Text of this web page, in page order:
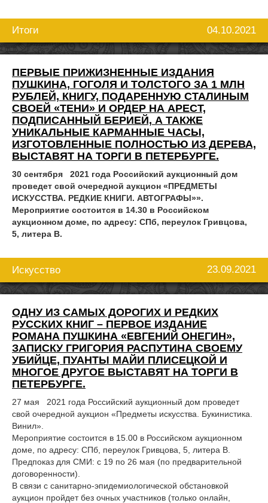
04.10.2021
Итоги
ПЕРВЫЕ ПРИЖИЗНЕННЫЕ ИЗДАНИЯ
ПУШКИНА, ГОГОЛЯ И ТОЛСТОГО ЗА 1 МЛН
РУБЛЕЙ, КНИГУ, ПОДАРЕННУЮ СТАЛИНЫМ
СВОЕЙ «ТЕНИ» И ОРДЕР НА АРЕСТ,
ПОДПИСАННЫЙ БЕРИЕЙ, А ТАКЖЕ
УНИКАЛЬНЫЕ КАРМАННЫЕ ЧАСЫ,
ИЗГОТОВЛЕННЫЕ ПОЛНОСТЬЮ ИЗ ДЕРЕВА,
ВЫСТАВЯТ НА ТОРГИ В ПЕТЕРБУРГЕ.
30 сентября 2021 года Российский аукционный дом
проведет свой очередной аукцион «ПРЕДМЕТЫ
ИСКУССТВА. РЕДКИЕ КНИГИ. АВТОГРАФЫ»».
Мероприятие состоится в 14.30 в Российском
аукционном доме, по адресу: СПб, переулок Гривцова,
5, литера В.
23.09.2021
Искусство
ОДНУ ИЗ САМЫХ ДОРОГИХ И РЕДКИХ
РУССКИХ КНИГ – ПЕРВОЕ ИЗДАНИЕ
РОМАНА ПУШКИНА «ЕВГЕНИЙ ОНЕГИН»,
ЗАПИСКУ ГРИГОРИЯ РАСПУТИНА СВОЕМУ
УБИЙЦЕ, ПУАНТЫ МАЙИ ПЛИСЕЦКОЙ И
МНОГОЕ ДРУГОЕ ВЫСТАВЯТ НА ТОРГИ В
ПЕТЕРБУРГЕ.
27 мая 2021 года Российский аукционный дом проведет
свой очередной аукцион «Предметы искусства. Букинистика.
Винил».
Мероприятие состоится в 15.00 в Российском аукционном
доме, по адресу: СПб, переулок Гривцова, 5, литера В.
Предпоказ для СМИ: с 19 по 26 мая (по предварительной
договоренности).
В связи с санитарно-эпидемиологической обстановкой
аукцион пройдет без очных участников (только онлайн,